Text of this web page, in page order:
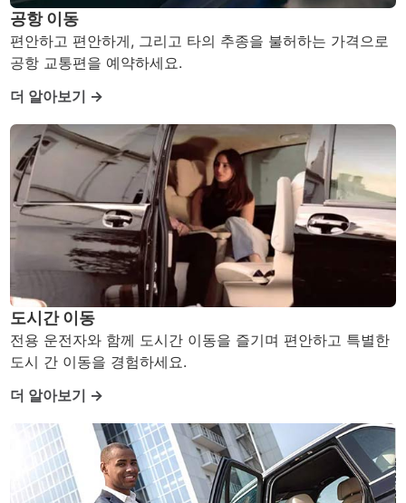
공항 이동
편안하고 편안하게, 그리고 타의 추종을 불허하는 가격으로
공항 교통편을 예약하세요.
더 알아보기 →
도시간 이동
전용 운전자와 함께 도시간 이동을 즐기며 편안하고 특별한
도시 간 이동을 경험하세요.
더 알아보기 →